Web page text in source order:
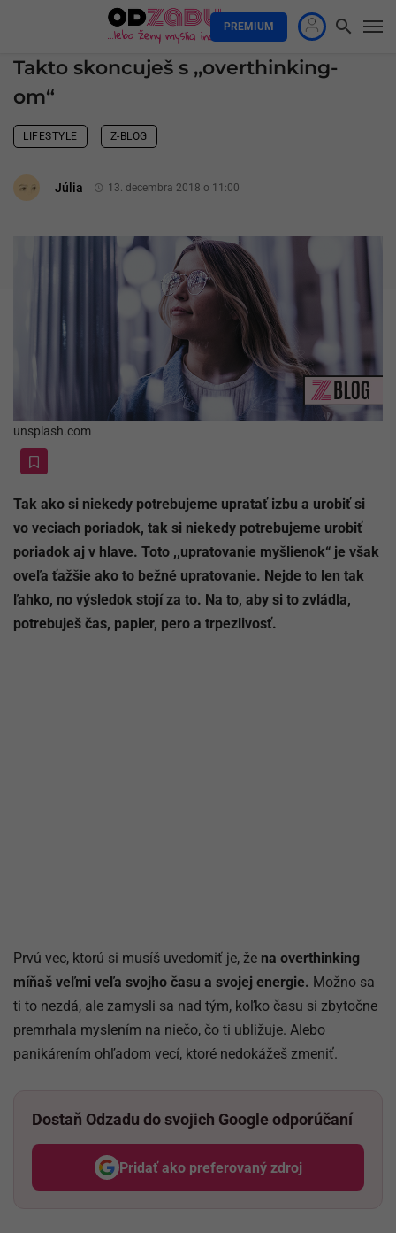
PREMIUM
Takto skoncuješ s ,,overthinking-
om“
LIFESTYLE Z-BLOG
Júlia 13. decembra 2018 o 11:00
unsplash.com
Tak ako si niekedy potrebujeme upratať izbu a urobiť si
vo veciach poriadok, tak si niekedy potrebujeme urobiť
poriadok aj v hlave. Toto ,,upratovanie myšlienok“ je však
oveľa ťažšie ako to bežné upratovanie. Nejde to len tak
ľahko, no výsledok stojí za to. Na to, aby si to zvládla,
potrebuješ čas, papier, pero a trpezlivosť.
Prvú vec, ktorú si musíš uvedomiť je, že na overthinking
míňaš veľmi veľa svojho času a svojej energie. Možno sa
ti to nezdá, ale zamysli sa nad tým, koľko času si zbytočne
premrhala myslením na niečo, čo ti ubližuje. Alebo
panikárením ohľadom vecí, ktoré nedokážeš zmeniť.
Dostaň Odzadu do svojich Google odporúčaní
Pridať ako preferovaný zdroj
Odzadu, odkaz sa otvorí v